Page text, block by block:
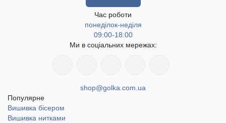
Час роботи
понеділок-неділя
09:00-18:00
Ми в соціальних мережах:
shop@golka.com.ua
Популярне
Вишивка бісером
Вишивка нитками